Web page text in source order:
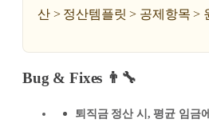
산 > 정산템플릿 > 공제항목 >
Bug & Fixes 👨‍🔧
퇴직금 정산 시, 평균 임금